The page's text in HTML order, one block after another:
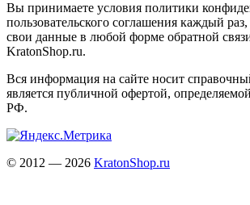
Вы принимаете условия политики
пользовательского соглашения каждый раз,
свои данные в любой форме обратной
KratonShop.ru.
Вся информация на сайте носит
является публичной офертой,
РФ.
© 2012 — 2026 KratonShop.ru